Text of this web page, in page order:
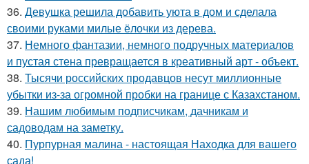
36. Девушка решила добавить уюта в дом и сделала
своими руками милые ёлочки из дерева.
37. Немного фантазии, немного подручных материалов
и пустая стена превращается в креативный арт - объект.
38. Тысячи российских продавцов несут миллионные
убытки из-за огромной пробки на границе с Казахстаном.
39. Нашим любимым подписчикам, дачникам и
садоводам на заметку.
40. Пурпурная малина - настоящая Находка для вашего
сада!